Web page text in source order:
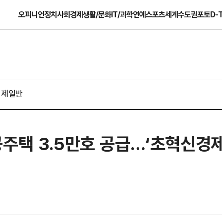
오피니언정치사회경제생활/문화IT/과학연예스포츠세계수도권포토D-
일반
택 3.5만호 공급…‘초혁신경